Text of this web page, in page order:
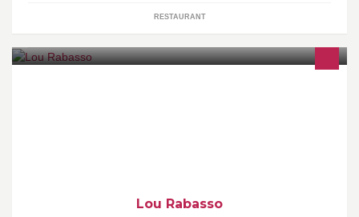
RESTAURANT
Lou Rabasso